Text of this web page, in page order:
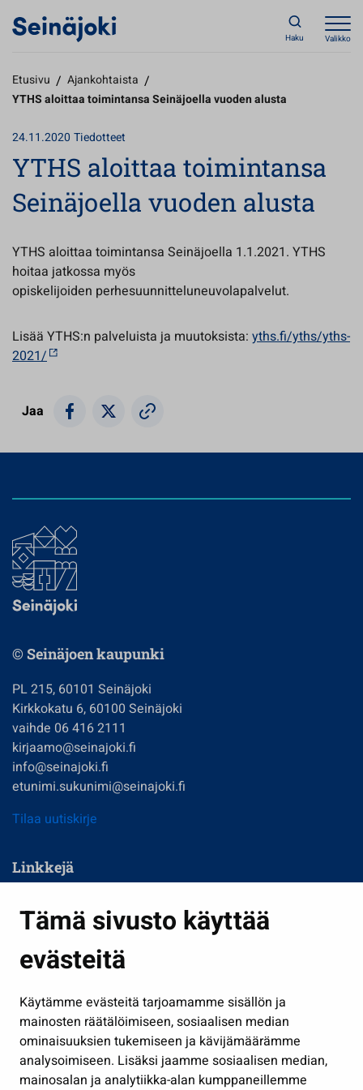
Tämä sivusto käyttää
evästeitä
Käytämme evästeitä tarjoamamme sisällön ja
mainosten räätälöimiseen, sosiaalisen median
ominaisuuksien tukemiseen ja kävijämäärämme
analysoimiseen. Lisäksi jaamme sosiaalisen median,
mainosalan ja analytiikka-alan kumppaneillemme
Haku Valikko
Etusivu / Ajankohtaista /
YTHS aloittaa toimintansa Seinäjoella vuoden alusta
24.11.2020 Tiedotteet
YTHS aloittaa toimintansa
Seinäjoella vuoden alusta
YTHS aloittaa toimintansa Seinäjoella 1.1.2021. YTHS
hoitaa jatkossa myös
opiskelijoiden perhesuunnitteluneuvolapalvelut.
Lisää YTHS:n palveluista ja muutoksista: yths.fi/yths/yths-
2021/
Jaa
© Seinäjoen kaupunki
PL 215, 60101 Seinäjoki
Kirkkokatu 6, 60100 Seinäjoki
vaihde 06 416 2111
kirjaamo@seinajoki.fi
info@seinajoki.fi
etunimi.sukunimi@seinajoki.fi
Tilaa uutiskirje
Linkkejä
Kasvatus ja opetus
Kulttuuri ja liikunta
Työ ja yrittäminen
Osallistu ja asioi
Näytä omat evästeasetukseni